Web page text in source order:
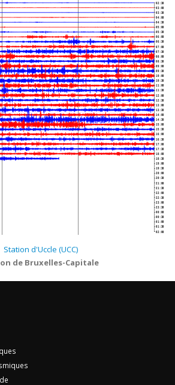
02:30
03:00
03:30
04:00
04:30
05:00
05:30
06:00
06:30
07:00
07:30
08:00
08:30
09:00
09:30
10:00
10:30
11:00
11:30
12:00
12:30
13:00
13:30
14:00
14:30
15:00
15:30
16:00
16:30
17:00
17:30
18:00
18:30
19:00
19:30
20:00
20:30
21:00
21:30
22:00
22:30
23:00
23:30
00:00
00:30
01:00
01:30
02:00
Station d'Uccle (UCC)
de Bruxelles-Capitale